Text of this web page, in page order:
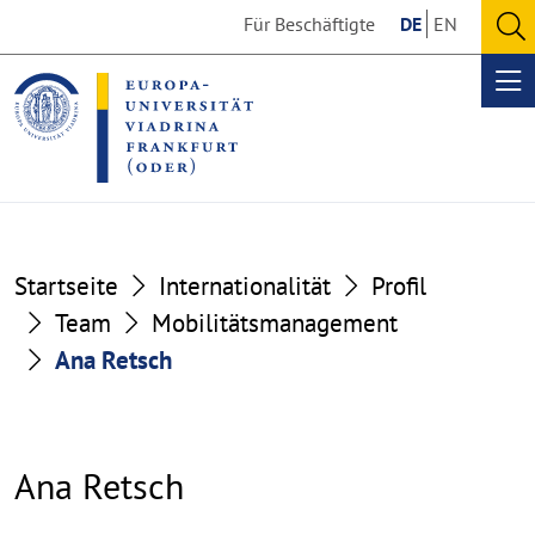
the
content
section
the
footer
section
Für Beschäftigte DE EN
Startseite Internationalität
Profil
Team
Mobilitätsmanagement
Ana Retsch
Ana Retsch